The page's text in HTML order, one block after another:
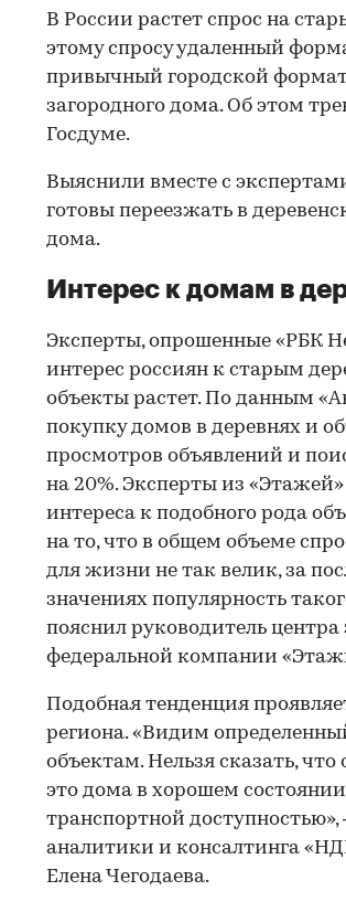
В России растет спрос на
этому спросу удаленный
привычный городской
загородного дома. Об этом
Госдуме.
Выяснили вместе с
готовы переезжать в
дома.
Интерес к домам в
Эксперты, опрошенные «РБК
интерес россиян к старым
объекты растет. По данным
покупку домов в деревнях и
просмотров объявлений и
на 20%. Эксперты из
интереса к подобного рода
на то, что в общем объеме
для жизни не так велик, за
значениях популярность
пояснил руководитель
федеральной компании
Подобная тенденция
региона. «Видим
объектам. Нельзя сказать,
это дома в хорошем
транспортной
аналитики и консалтинга
Елена Чегодаева.